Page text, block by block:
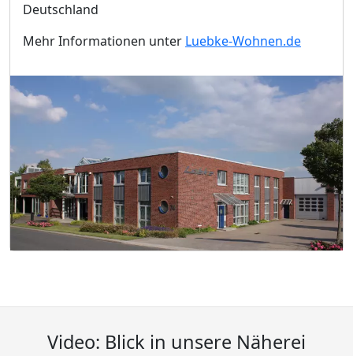
Deutschland
Mehr Informationen unter Luebke-Wohnen.de
Video: Blick in unsere Näherei